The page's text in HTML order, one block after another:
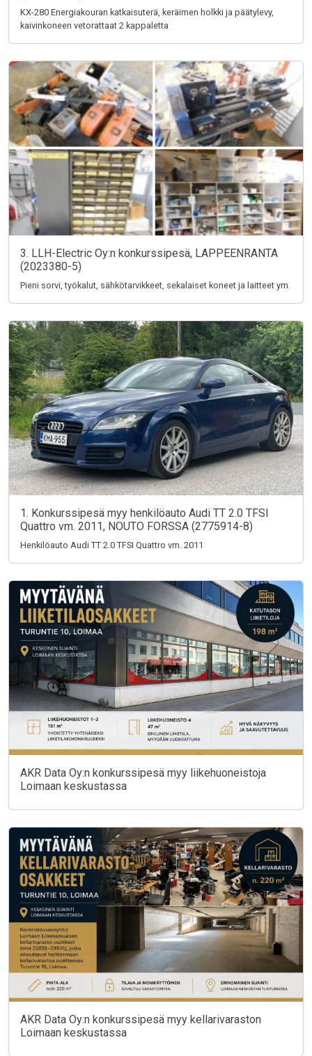
KX-280 Energiakouran katkaisuterä, keräimen holkki ja päätylevy,
kaivinkoneen vetorattaat 2 kappaletta
3. LLH-Electric Oy:n konkurssipesä, LAPPEENRANTA
(2023380-5)
Pieni sorvi, työkalut, sähkötarvikkeet, sekalaiset koneet ja laitteet ym.
1. Konkurssipesä myy henkilöauto Audi TT 2.0 TFSI
Quattro vm. 2011, NOUTO FORSSA (2775914-8)
Henkilöauto Audi TT 2.0 TFSI Quattro vm. 2011
AKR Data Oy:n konkurssipesä myy liikehuoneistoja
Loimaan keskustassa
AKR Data Oy:n konkurssipesä myy kellarivaraston
Loimaan keskustassa